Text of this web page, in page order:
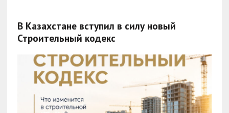
В Казахстане вступил в силу новый
Строительный кодекс